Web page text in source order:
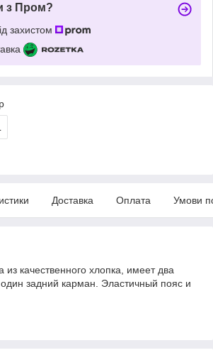
з Пром?
захистом
Доставка Оплата Умови
​​из качественного хлопка, имеет два
задний карман. Эластичный пояс и